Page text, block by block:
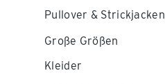
Pullover & Strickjacken
Große Größen
Kleider